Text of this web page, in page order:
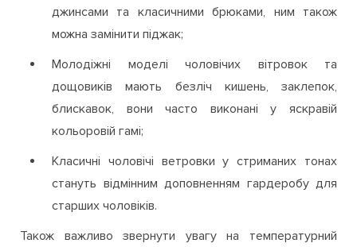
джинсами та класичними брюками, ним також
можна замінити піджак;
Молодіжні моделі чоловічих вітровок та
дощовиків мають безліч кишень, заклепок,
блискавок, вони часто виконані у яскравій
кольоровій гамі;
Класичні чоловічі ветровки у стриманих тонах
стануть відмінним доповненням гардеробу для
старших чоловіків.
Також важливо звернути увагу на температурний